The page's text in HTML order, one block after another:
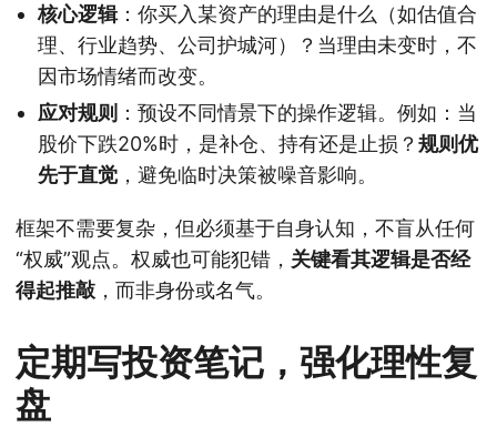
核心逻辑：你买入某资产的理由是什么（如估值合
理、行业趋势、公司护城河）？当理由未变时，不
因市场情绪而改变。
应对规则 ：预设不同情景下的操作逻辑。例如：当
股价下跌20%时，是补仓、持有还是止损？ 规则优
先于直觉 ，避免临时决策被噪音影响。
框架不需要复杂，但必须基于自身认知，不盲从任何
“权威”观点。权威也可能犯错， 关键看其逻辑是否经
得起推敲 ，而非身份或名气。
定期写投资笔记，强化理性复
盘